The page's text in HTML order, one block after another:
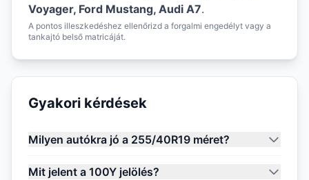
Voyager, Ford Mustang, Audi A7.
A pontos illeszkedéshez ellenőrizd a forgalmi engedélyt vagy a
tankajtó belső matricáját.
Gyakori kérdések
Milyen autókra jó a 255/40R19 méret?
Mit jelent a 100Y jelölés?